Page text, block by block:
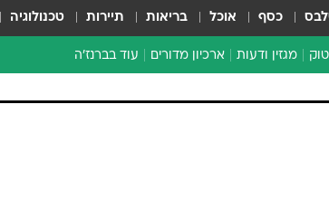
כסף אוכל בריאות תיירות טכנולוגיה
מגזין ודעות ארכיון מדורים עוד בברנז'ה